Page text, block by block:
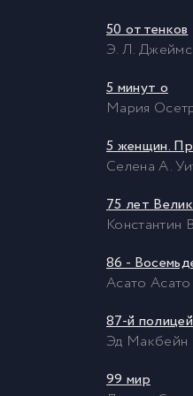
50 оттенков
Э. Л. Джеймс
5 минут о
Мария
5 женщин.
Селена А.
75 лет
Константин
86 -
Асато Асато
87-й
Эд Макбейн
99 мир